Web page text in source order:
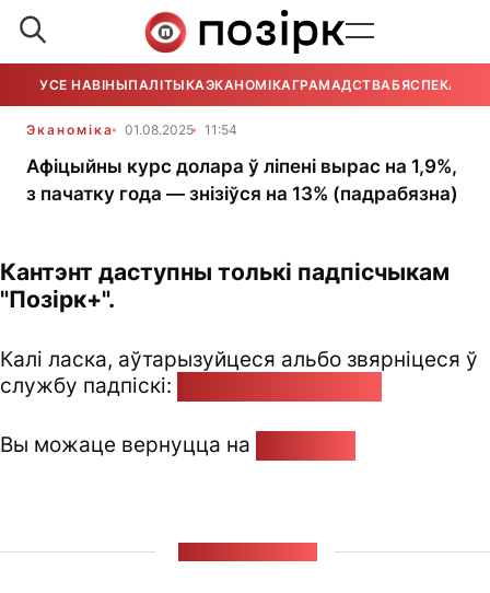
УСЕ НАВІНЫПАЛІТЫКАЭКАНОМІКАГРАМАДСТВАБЯСПЕКА
Эканоміка 01.08.2025 11:54
Афіцыйны курс долара ў ліпені вырас на 1,9%,
з пачатку года — знізіўся на 13% (падрабязна)
Кантэнт даступны толькі падпісчыкам
"Позірк+".
Калі ласка, аўтарызуйцеся альбо звярніцеся ў
службу падпіскі:
Вы можаце вернуцца на